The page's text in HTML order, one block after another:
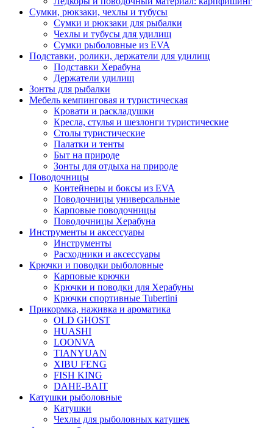
Сумки, рюкзаки, чехлы и тубусы
Сумки и рюкзаки для рыбалки
Чехлы и тубусы для удилищ
Сумки рыболовные из EVA
Подставки, ролики, держатели для удилищ
Подставки Херабуна
Держатели удилищ
Зонты для рыбалки
Мебель кемпинговая и туристическая
Кровати и раскладушки
Кресла, стулья и шезлонги туристические
Столы туристические
Палатки и тенты
Быт на природе
Зонты для отдыха на природе
Поводочницы
Контейнеры и боксы из EVA
Поводочницы универсальные
Карповые поводочницы
Поводочницы Херабуна
Инструменты и аксессуары
Инструменты
Расходники и аксессуары
Крючки и поводки рыболовные
Карповые крючки
Крючки и поводки для Херабуны
Крючки спортивные Tubertini
Прикормка, наживка и ароматика
OLD GHOST
HUASHI
LOONVA
TIANYUAN
XIBU FENG
FISH KING
DAHE-BAIT
Катушки рыболовные
Катушки
Чехлы для рыболовных катушек